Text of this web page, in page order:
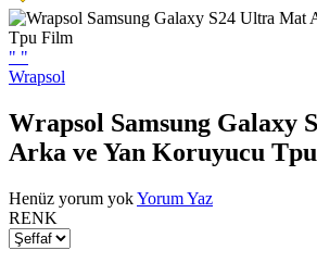
" "
Wrapsol
Wrapsol Samsung Galaxy
Arka ve Yan Koruyucu
Henüz yorum yokYorum Yaz
RENK